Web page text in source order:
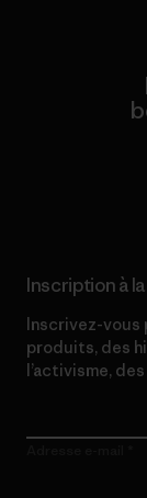
Inscription à
Inscrivez-vous
produits, des
l’activisme,